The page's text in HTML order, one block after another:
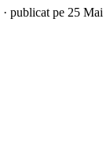
· publicat pe 25 Mai